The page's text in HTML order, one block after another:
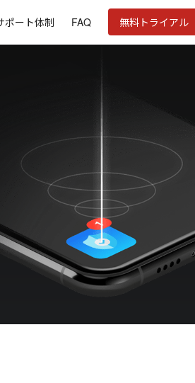
ポート体制 FAQ 無料トライアル